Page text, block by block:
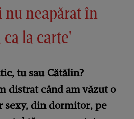
nu neapărat în
la carte'
tu sau Cătălin?
distrat când am văzut o
sexy, din dormitor, pe